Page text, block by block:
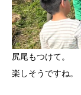
尻尾もつけて。
楽しそうですね。